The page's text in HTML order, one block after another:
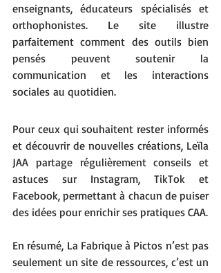
enseignants, éducateurs spécialisés et
orthophonistes. Le site illustre
parfaitement comment des outils bien
pensés peuvent soutenir la
communication et les interactions
sociales au quotidien.
Pour ceux qui souhaitent rester informés
et découvrir de nouvelles créations, Leïla
JAA partage régulièrement conseils et
astuces sur Instagram, TikTok et
Facebook, permettant à chacun de puiser
des idées pour enrichir ses pratiques CAA.
En résumé, La Fabrique à Pictos n’est pas
seulement un site de ressources, c’est un